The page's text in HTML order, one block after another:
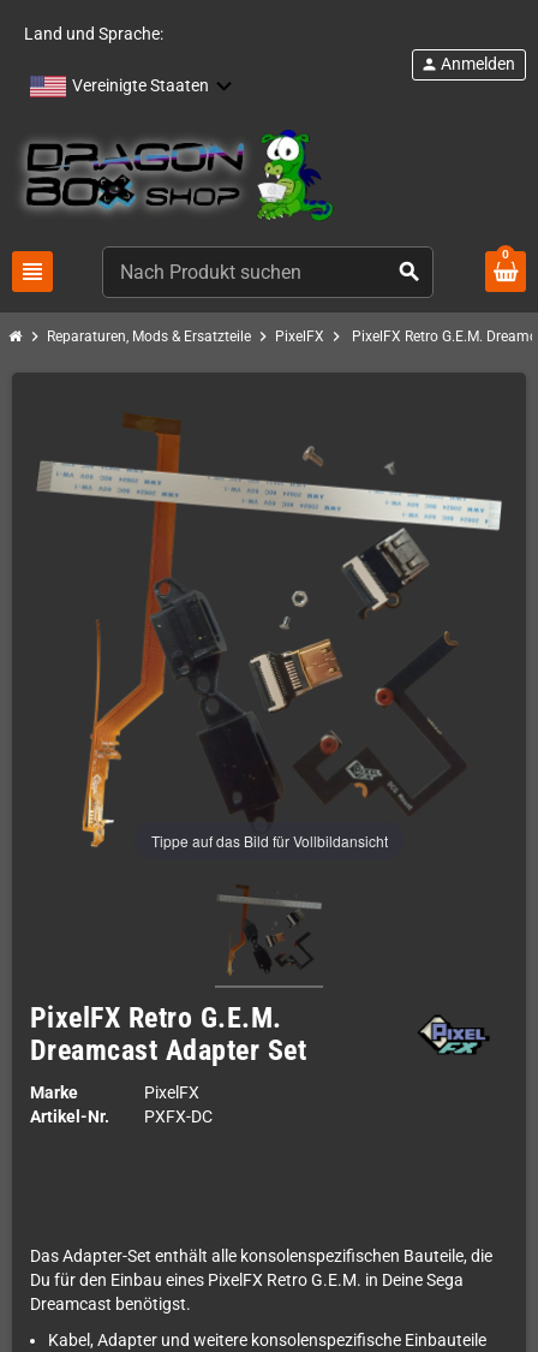
Land und Sprache:
Vereinigte Staaten
view_headline search
person Anmelden
0
chevron_right Reparaturen, Mods & Ersatzteile chevron_right PixelFX chevron_right PixelFX Retro G.E.M.
Tippe auf das Bild für Vollbildansicht
PixelFX Retro G.E.M.
Dreamcast Adapter Set
Marke
PixelFX
Artikel-Nr.
PXFX-DC
Das Adapter-Set enthält alle konsolenspezifischen Bauteile, die
Du für den Einbau eines PixelFX Retro G.E.M. in Deine Sega
Dreamcast benötigst.
Kabel, Adapter und weitere konsolenspezifische Einbauteile